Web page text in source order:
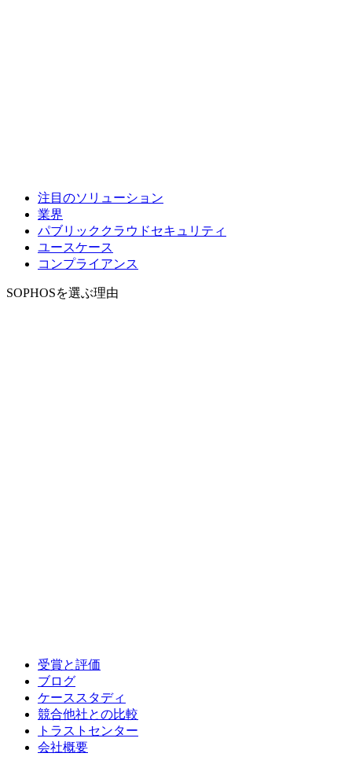
注目のソリューション
業界
パブリッククラウドセキュリティ
ユースケース
コンプライアンス
SOPHOSを選ぶ理由
受賞と評価
ブログ
ケーススタディ
競合他社との比較
トラストセンター
会社概要